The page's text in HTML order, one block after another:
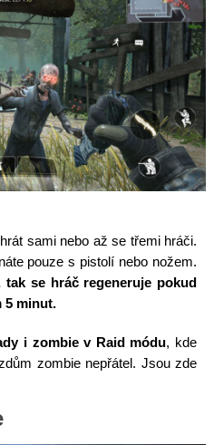
sami nebo až se třemi hráči.
pouze s pistolí nebo nožem.
tak se hráč regeneruje pokud
5 minut.
i zombie v Raid módu, kde
zombie nepřátel. Jsou zde